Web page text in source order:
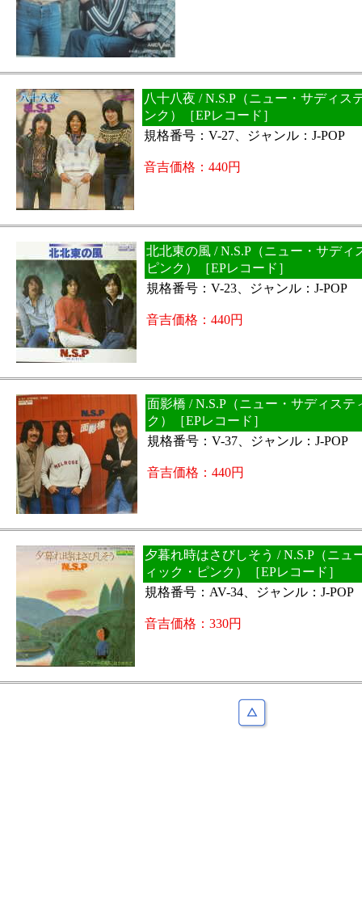
八十八夜 / N.S.P（ニュー・サディス
ンク）［EPレコード］
規格番号：V-27、ジャンル：J-POP
音吉価格：440円
北北東の風 / N.S.P（ニュー・サディ
ピンク）［EPレコード］
規格番号：V-23、ジャンル：J-POP
音吉価格：440円
面影橋 / N.S.P（ニュー・サディステ
ク）［EPレコード］
規格番号：V-37、ジャンル：J-POP
音吉価格：440円
夕暮れ時はさびしそう / N.S.P（ニュ
ィック・ピンク）［EPレコード］
規格番号：AV-34、ジャンル：J-POP
音吉価格：330円